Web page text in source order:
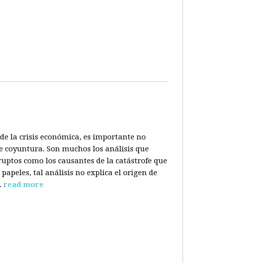
la crisis económica, es importante no
Son muchos los análisis que
como los causantes de la catástrofe que
tal análisis no explica el origen de
read more